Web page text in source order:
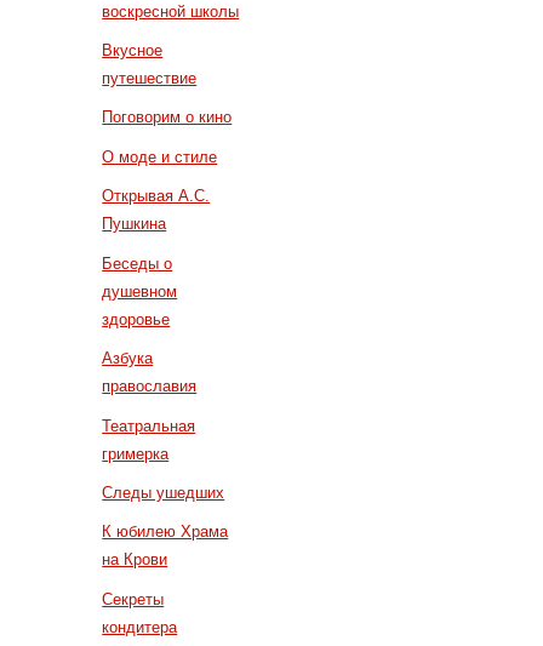
воскресной школы
Вкусное
путешествие
Поговорим о кино
О моде и стиле
Открывая А.С.
Пушкина
Беседы о
душевном
здоровье
Азбука
православия
Театральная
гримерка
Следы ушедших
К юбилею Храма
на Крови
Секреты
кондитера